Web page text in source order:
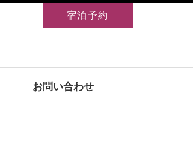
宿泊予約
お問い合わせ